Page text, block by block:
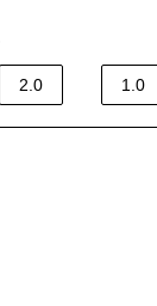
2.0 1.0